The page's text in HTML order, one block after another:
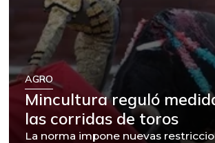
AGRO
Mincultura reguló
las corridas de toros
La norma impone nuevas